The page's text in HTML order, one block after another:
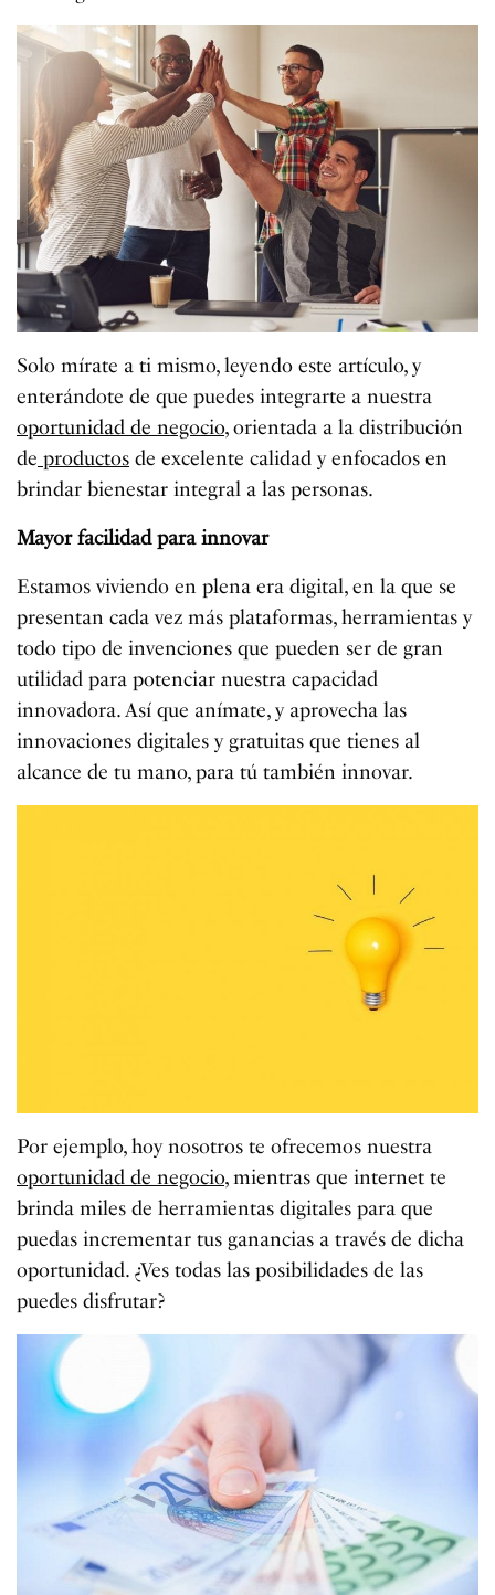
Solo mírate a ti mismo, leyendo este artículo, y
enterándote de que puedes integrarte a nuestra
oportunidad de negocio, orientada a la distribución
de productos de excelente calidad y enfocados en
brindar bienestar integral a las personas.
Mayor facilidad para innovar
Estamos viviendo en plena era digital, en la que se
presentan cada vez más plataformas, herramientas y
todo tipo de invenciones que pueden ser de gran
utilidad para potenciar nuestra capacidad
innovadora. Así que anímate, y aprovecha las
innovaciones digitales y gratuitas que tienes al
alcance de tu mano, para tú también innovar.
Por ejemplo, hoy nosotros te ofrecemos nuestra
oportunidad de negocio,mientras que internet te
brinda miles de herramientas digitales para que
puedas incrementar tus ganancias a través de dicha
oportunidad. ¿Ves todas las posibilidades de las
puedes disfrutar?